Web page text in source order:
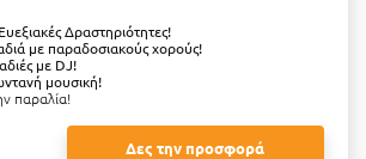
Δραστηριότητες!
με παραδοσιακούς χορούς!
με DJ!
μουσική!
παραλία!
Δες την προσφορά